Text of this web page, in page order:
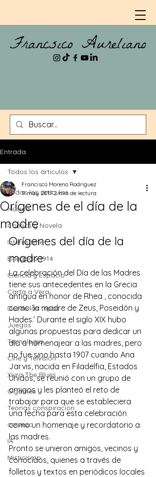
Entrada
Todos los árticulos
Música
Comics y Novela
Interesante
El legado 1914
Ciencia y Espacio
Carta a Vera
Desde las tripas
Juegos
Tecnología
Cine y Telvisión
Xivra The Blues
Gigantes
Teorias conspiracion
cerveza
IA
Misticismo
Todos los árticulos
Orígenes de el día de la
madre
Francisco Moreno Rodríguez
9 may 20172 min de lectura
Orígenes del día de la
madre
La celebración del Día de las Madres
tiene sus antecedentes en la Grecia
antigua en honor de Rhea , conocida
como ‘la madre de Zeus, Poseidón y
Hades.’ Durante el siglo XIX hubo
algunas propuestas para dedicar un
día a homenajear a las madres, pero
no fue sino hasta 1907 cuando Ana
Jarvis, nacida en Filadelfia, Estados
Unidos, se reunió con un grupo de
amigos y les planteó el reto de
trabajar para que se estableciera
una fecha para esta celebración
como un homenaje y recordatorio a
las madres.
Pronto se unieron amigos, vecinos y
conocidos, quienes a través de
folletos y textos en periódicos locales